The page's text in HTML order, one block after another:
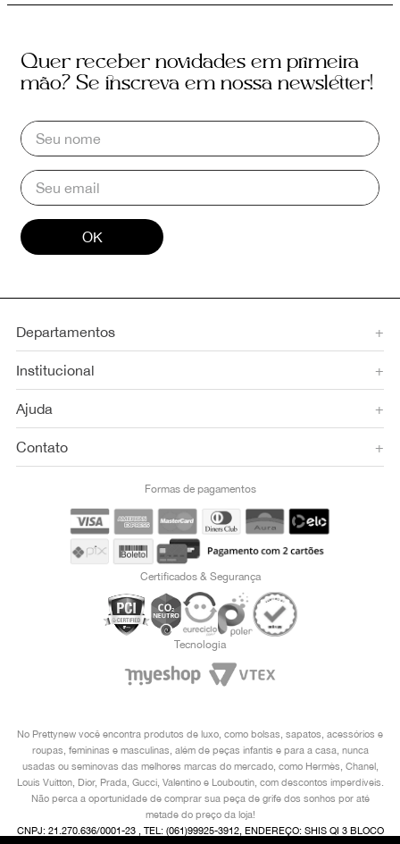
Quer receber novidades em primeira
mão? Se inscreva em nossa newsletter!
OK
Departamentos +
Institucional +
Ajuda +
Contato +
Formas de pagamentos
Certificados & Segurança
Tecnologia
No Prettynew você encontra produtos de luxo, como bolsas, sapatos, acessórios e
roupas, femininas e masculinas, além de peças infantis e para a casa, nunca
usadas ou seminovas das melhores marcas do mercado, como Hermès, Chanel,
Louis Vuitton, Dior, Prada, Gucci, Valentino e Louboutin, com descontos imperdíveis.
Não perca a oportunidade de comprar sua peça de grife dos sonhos por até
metade do preço da loja!
CNPJ: 21.270.636/0001-23 , TEL: (061)99925-3912, ENDEREÇO: SHIS QI 3 BLOCO